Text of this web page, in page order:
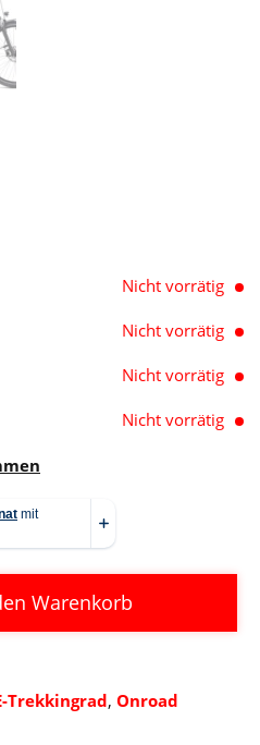
Nicht vorrätig
Nicht vorrätig
Nicht vorrätig
Nicht vorrätig
Warenkorb
Trekkingrad, Onroad